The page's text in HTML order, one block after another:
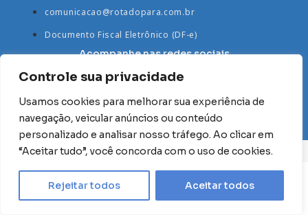
Controle sua privacidade
Usamos cookies para melhorar sua experiência de
navegação, veicular anúncios ou conteúdo
personalizado e analisar nosso tráfego. Ao clicar em
“Aceitar tudo”, você concorda com o uso de cookies.
Rejeitar todos Aceitar todos
comunicacao@rotadopara.com.br
Documento Fiscal Eletrônico (DF-e)
Acompanhe nas redes sociais
Rota do Pará © 2024 | Todos os direitos reservados